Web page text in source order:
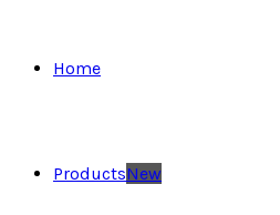
Home
ProductsNew